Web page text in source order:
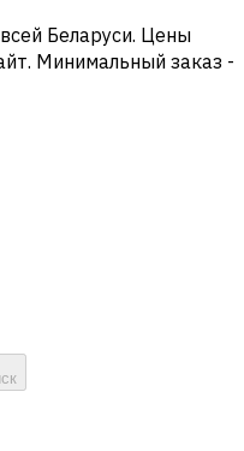
Беларуси. Цены
Минимальный заказ -